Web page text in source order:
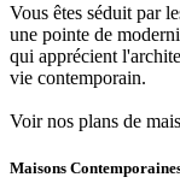
Vous êtes séduit par
une pointe de
qui apprécient
vie contemporain.
Voir nos plans de
Maisons